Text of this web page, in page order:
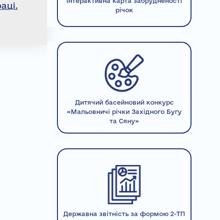
річок
Дитячий басейновий конкурс
«Мальовничі річки Західного Бугу
та Сяну»
Державна звітність за формою 2-ТП